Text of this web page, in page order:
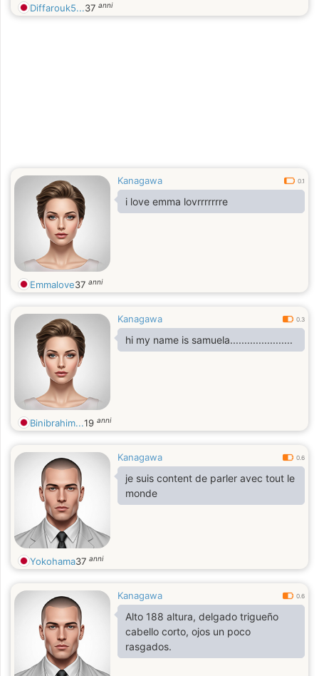
Diffarouk5...37 anni
Kanagawa 0.1
i love emma lovrrrrrrre
Emmalove37 anni
Kanagawa 0.3
hi my name is samuela......................
Binibrahim...19 anni
Kanagawa 0.6
je suis content de parler avec tout le
monde
Yokohama37 anni
Kanagawa 0.6
Alto 188 altura, delgado trigueño
cabello corto, ojos un poco
rasgados.